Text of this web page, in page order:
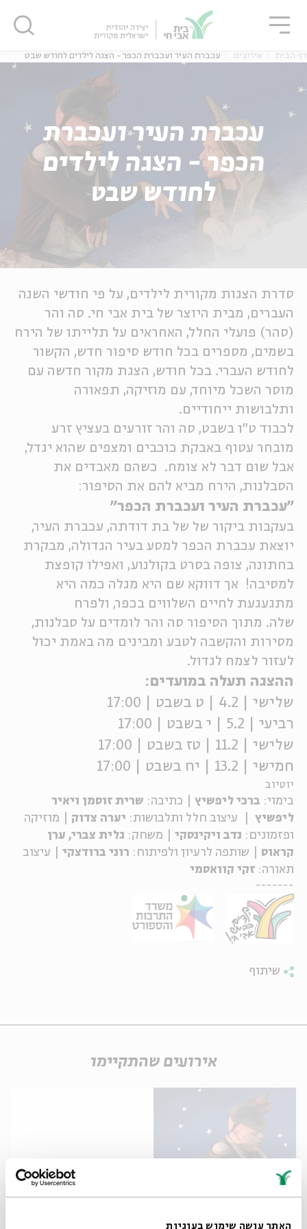
האתר עושה שימוש בעוגיות
אנגלית
דף הבית אירועים עכברת העיר ועכברת הכפר - הצגה לילדים לחודש שבט
עכברת העיר ועכברת
הכפר - הצגה לילדים
לחודש שבט
סדרת הצגות מקורית לילדים, על פי חודשי השנה
העברים, מבית היוצר של בית אבי חי. סה והר
(סהר) פועלי החלל, האחראים על תלייתו של הירח
בשמים, מספרים בכל חודש סיפור חדש, הקשור
לחודש העברי. בכל חודש, הצגת מקור חדשה עם
מוסר השכל מיוחד, עם מוזיקה, תפאורה
ותלבושות ייחודיים.
לכבוד ט"ו בשבט, סה והר זורעים בעציץ זרע
מובחר עטוף באבקת כוכבים ומצפים שהוא יגדל,
אבל שום דבר לא צומח. כשהם מאבדים את
הסבלנות, הירח מביא להם את הסיפור:
"עכברת העיר ועכברת הכפר"
בעקבות ביקור של של בת דודתה, עכברת העיר,
יוצאת עכברת הכפר למסע בעיר הגדולה, מבקרת
בחתונה, צופה בסרט בקולנוע, ואפילו קופצת
למסיבה! אך דווקא שם היא מגלה כמה היא
מתגעגעת לחיים השלווים בכפר, ולפרח
שלה. מתוך הסיפור סה והר לומדים על סבלנות,
מסירות והקשבה לטבע ומבינים מה באמת יכול
לעזור לצמח לגדול.
ההצגה תעלה במועדים:
שלישי | 4.2 | ט בשבט | 17:00
רביעי | 5.2 | י בשבט | 17:00
שלישי | 11.2 | טז בשבט | 17:00
חמישי | 13.2 | יח בשבט | 17:00
יוטיוב
בימוי: ברכי ליפשיץ | כתיבה: שרית זוסמן ויאיר
ליפשיץ | עיצוב חלל ותלבושות: יערה צדוק | מוזיקה
ופזמונים: נדב ויקינסקי | משחק: גלית צברי, ערן
קראוס | שותפה לרעיון ולפיתוח: רוני ברודצקי | עיצוב
תאורה: זקי קוואסמי
-------
שיתוף
אירועים שהתקיימו
סגור